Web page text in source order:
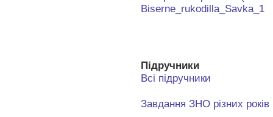
Biserne_rukodilla_Savka_1
Підручники
Всі підручники
Завдання ЗНО різних років